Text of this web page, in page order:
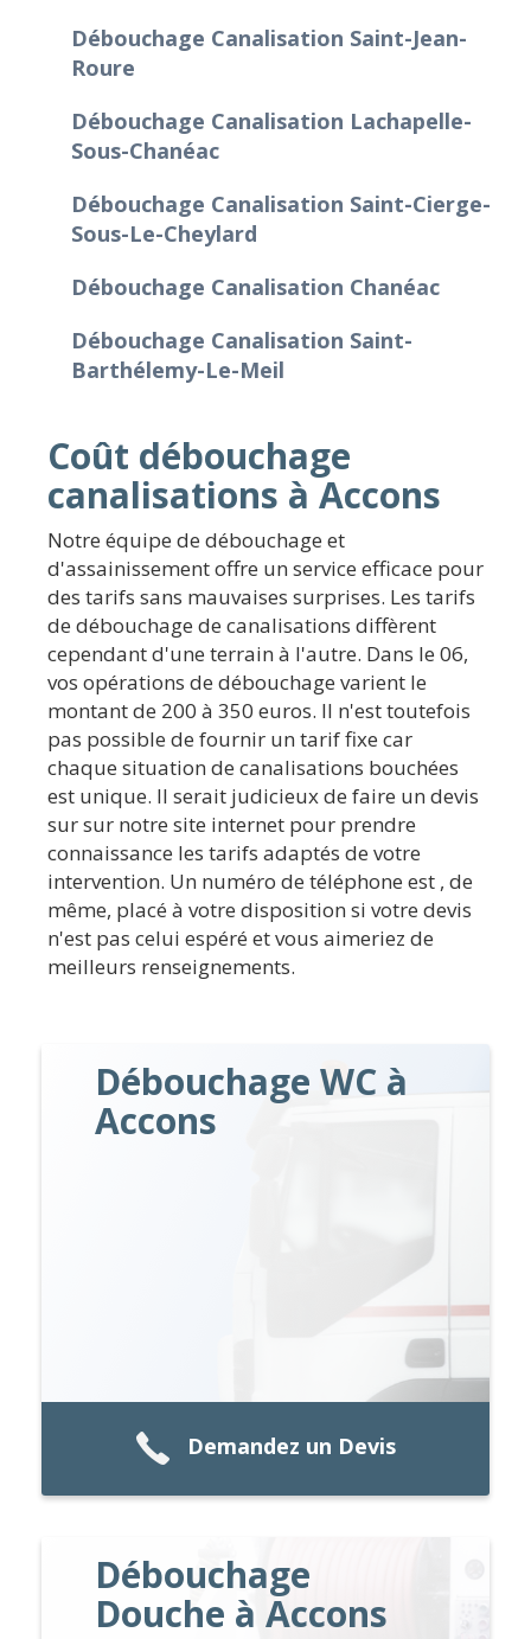
Débouchage Canalisation Saint-Jean-
Roure
Débouchage Canalisation Lachapelle-
Sous-Chanéac
Débouchage Canalisation Saint-Cierge-
Sous-Le-Cheylard
Débouchage Canalisation Chanéac
Débouchage Canalisation Saint-
Barthélemy-Le-Meil
Coût débouchage
canalisations à Accons
Notre équipe de débouchage et
d'assainissement offre un service efficace pour
des tarifs sans mauvaises surprises. Les tarifs
de débouchage de canalisations diffèrent
cependant d'une terrain à l'autre. Dans le 06,
vos opérations de débouchage varient le
montant de 200 à 350 euros. Il n'est toutefois
pas possible de fournir un tarif fixe car
chaque situation de canalisations bouchées
est unique. Il serait judicieux de faire un devis
sur sur notre site internet pour prendre
connaissance les tarifs adaptés de votre
intervention. Un numéro de téléphone est , de
même, placé à votre disposition si votre devis
n'est pas celui espéré et vous aimeriez de
meilleurs renseignements.
Débouchage WC à
Accons
Demandez un Devis
Débouchage
Douche à Accons